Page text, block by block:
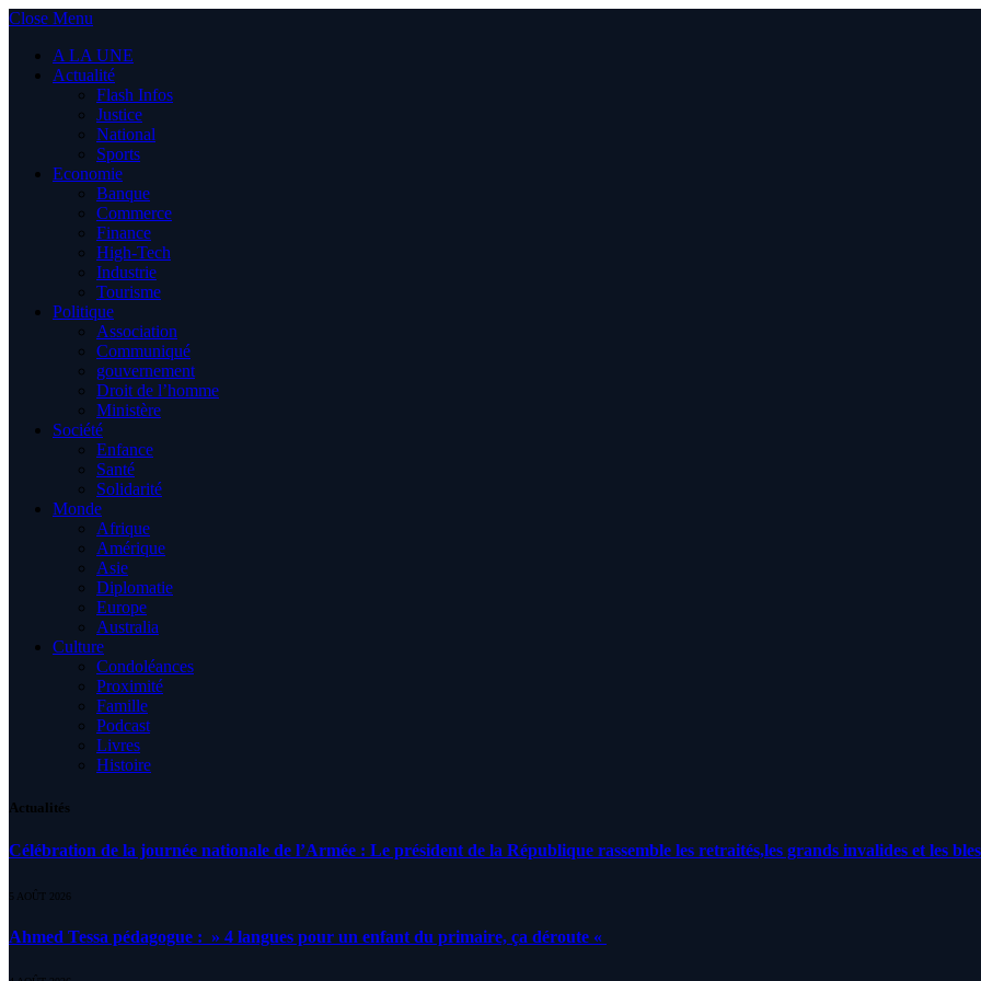
Close Menu
A LA UNE
Actualité
Flash Infos
Justice
National
Sports
Economie
Banque
Commerce
Finance
High-Tech
Industrie
Tourisme
Politique
Association
Communiqué
gouvernement
Droit de l’homme
Ministère
Société
Enfance
Santé
Solidarité
Monde
Afrique
Amérique
Asie
Diplomatie
Europe
Australia
Culture
Condoléances
Proximité
Famille
Podcast
Livres
Histoire
Actualités
Célébration de la journée nationale de l’Armée : Le président de la République rassemble les retraités,les grands invalides et les
5 AOÛT 2026
Ahmed Tessa pédagogue : » 4 langues pour un enfant du primaire, ça déroute «